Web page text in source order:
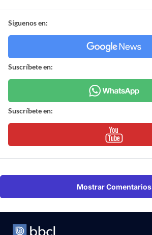
Síguenos en:
Suscríbete en:
Suscríbete en:
Mostrar Comentarios